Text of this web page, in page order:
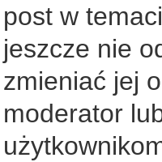
post w
jeszcze nie
zmieniać jej
moderator